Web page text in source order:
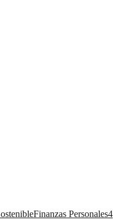
Finanzas Personales4